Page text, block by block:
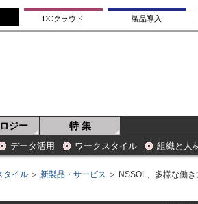
DCクラウド 製品導入
ジー 特 集
データ活用 ワークスタイル 組織と人
タイル ＞ 新製品・サービス ＞ NSSOL、多様な働